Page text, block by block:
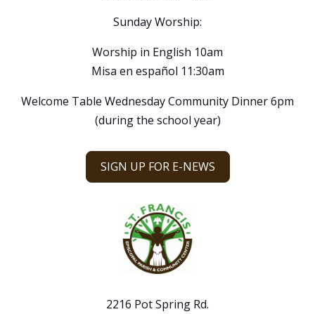
Sunday Worship:
Worship in English 10am
Misa en español 11:30am
Welcome Table Wednesday Community Dinner 6pm
(during the school year)
SIGN UP FOR E-NEWS
2216 Pot Spring Rd.